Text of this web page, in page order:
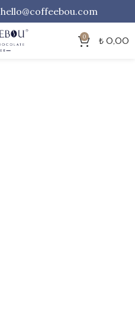
hello@coffeebou.com
0 ₺ 0,00